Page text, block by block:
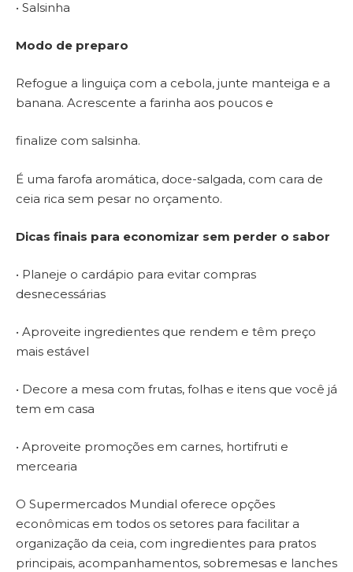
• Salsinha
Modo de preparo
Refogue a linguiça com a cebola, junte manteiga e a
banana. Acrescente a farinha aos poucos e
finalize com salsinha.
É uma farofa aromática, doce-salgada, com cara de
ceia rica sem pesar no orçamento.
Dicas finais para economizar sem perder o sabor
• Planeje o cardápio para evitar compras
desnecessárias
• Aproveite ingredientes que rendem e têm preço
mais estável
• Decore a mesa com frutas, folhas e itens que você já
tem em casa
• Aproveite promoções em carnes, hortifruti e
mercearia
O Supermercados Mundial oferece opções
econômicas em todos os setores para facilitar a
organização da ceia, com ingredientes para pratos
principais, acompanhamentos, sobremesas e lanches